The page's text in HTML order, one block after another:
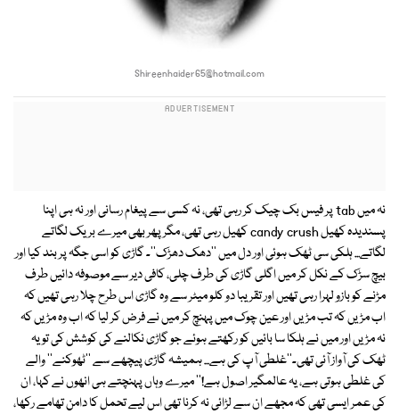
Shireenhaider65@hotmail.com
نہ میں tab پر فیس بک چیک کر رہی تھی، نہ کسی سے پیغام رسانی اور نہ ہی اپنا
پسندیدہ کھیل candy crush کھیل رہی تھی، مگر پھر بھی میرے بریک لگاتے
لگاتے... ہلکی سی ٹھک ہوئی اور دل میں ''دھک دھڑک''۔ گاڑی کو اسی جگہ پر بند کیا اور
بیچ سڑک کے نکل کر میں اگلی گاڑی کی طرف چلی، کافی دیر سے موصوفہ دائیں طرف
مڑنے کو بازو لہرا رہی تھیں اور تقریبا دو کلو میٹر سے وہ گاڑی اس طرح چلا رہی تھیں کہ
اب مڑیں کہ تب مڑیں اور عین چوک میں پہنچ کر میں نے فرض کر لیا کہ اب وہ مڑیں کہ
نہ مڑیں اور میں نے ہلکا سا بائیں کو رکھتے ہوئے جو گاڑی نکالنے کی کوشش کی تو یہ
ٹھک کی آواز آئی تھی۔''غلطی آپ کی ہے... ہمیشہ گاڑی پیچھے سے ''ٹھوکنے'' والے
کی غلطی ہوتی ہے، یہ عالمگیر اصول ہے!'' میرے وہاں پہنچتے ہی انھوں نے کہا، ان
کی عمر ایسی تھی کہ مجھے ان سے لڑائی نہ کرنا تھی اس لیے تحمل کا دامن تھامے رکھا،